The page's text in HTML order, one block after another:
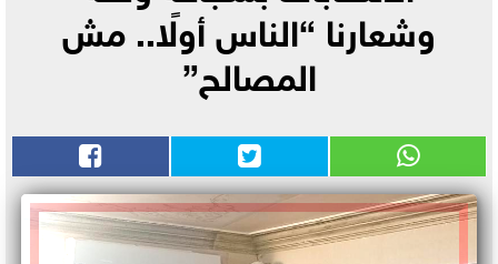
وشعارنا “الناس أولًا.. مش
المصالح”